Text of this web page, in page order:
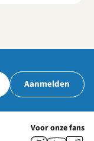
Aanmelden
Voor onze fans